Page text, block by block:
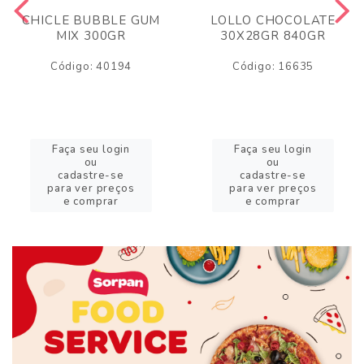
CHICLE BUBBLE GUM
MIX 300GR
Código: 40194
Faça seu login
ou
cadastre-se
para ver preços
e comprar
LOLLO CHOCOLATE
30X28GR 840GR
Código: 16635
Faça seu login
ou
cadastre-se
para ver preços
e comprar